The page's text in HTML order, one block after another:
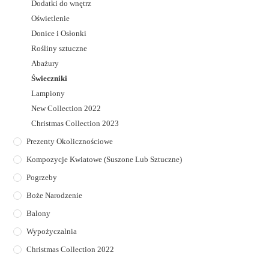
Dodatki do wnętrz
Oświetlenie
Donice i Osłonki
Rośliny sztuczne
Abażury
Świeczniki
Lampiony
New Collection 2022
Christmas Collection 2023
Prezenty Okolicznościowe
Kompozycje Kwiatowe (suszone Lub Sztuczne)
Pogrzeby
Boże Narodzenie
Balony
Wypożyczalnia
Christmas Collection 2022